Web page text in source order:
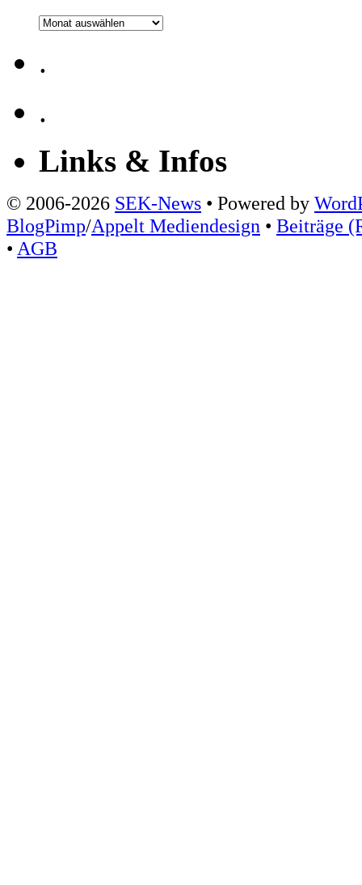
Archiv
.
.
Links & Infos
© 2006-2026 SEK-News • Powered by
BlogPimp/Appelt Mediendesign • Beiträge
• AGB